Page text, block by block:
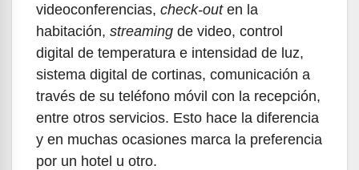
videoconferencias, check-outen la
habitación, streaming de video, control
digital de temperatura e intensidad de luz,
sistema digital de cortinas, comunicación a
través de su teléfono móvil con la recepción,
entre otros servicios. Esto hace la diferencia
y en muchas ocasiones marca la preferencia
por un hotel u otro.